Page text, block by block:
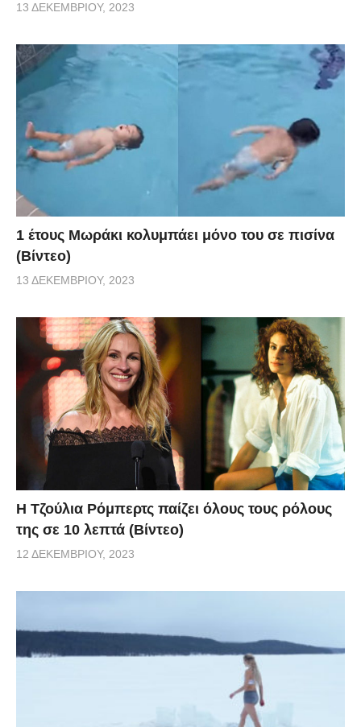
13 ΔΕΚΕΜΒΡΊΟΥ, 2023
1 έτους Μωράκι κολυμπάει μόνο του σε πισίνα
(Βίντεο)
13 ΔΕΚΕΜΒΡΊΟΥ, 2023
Η Τζούλια Ρόμπερτς παίζει όλους τους ρόλους
της σε 10 λεπτά (Βίντεο)
12 ΔΕΚΕΜΒΡΊΟΥ, 2023